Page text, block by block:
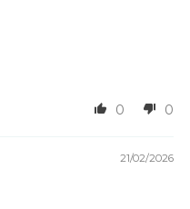
0 0
21/02/2026